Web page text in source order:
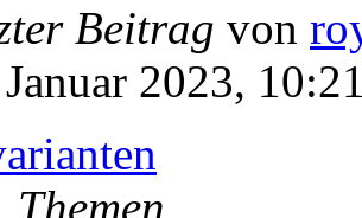
Beitrag von
2023,
Themen